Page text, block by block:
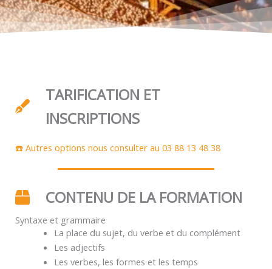
TARIFICATION ET
INSCRIPTIONS
☎️ Autres options nous consulter au 03 88 13 48 38
CONTENU DE LA FORMATION
Syntaxe et grammaire
La place du sujet, du verbe et du complément
Les adjectifs
Les verbes, les formes et les temps